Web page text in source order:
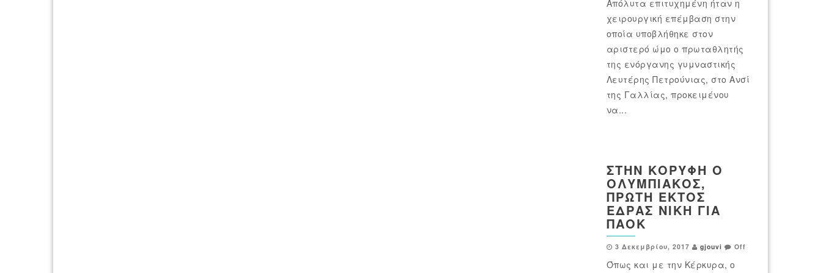
Απόλυτα επιτυχημένη ήταν η
χειρουργική επέμβαση στην
οποία υποβλήθηκε στον
αριστερό ώμο ο πρωταθλητής
της ενόργανης γυμναστικής
Λευτέρης Πετρούνιας, στο Ανσί
της Γαλλίας, προκειμένου
να...
ΣΤΗΝ ΚΟΡΥΦΉ Ο
ΟΛΥΜΠΙΑΚΌΣ,
ΠΡΏΤΗ ΕΚΤΌΣ
ΈΔΡΑΣ ΝΊΚΗ ΓΙΑ
ΠΑΟΚ
3 Δεκεμβρίου, 2017 gjouvi Off
Όπως και με την Κέρκυρα, ο